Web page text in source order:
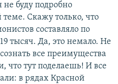
не буду подробно
теме. Скажу только, что
составляло по
тысяч. Да, это немало. Не
все преимущества
что тут поделаешь! И все
в рядах Красной